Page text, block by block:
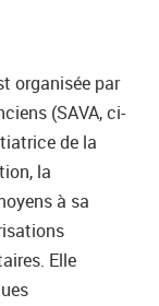
organisée par
(SAVA, ci-
de la
la
à sa
Elle